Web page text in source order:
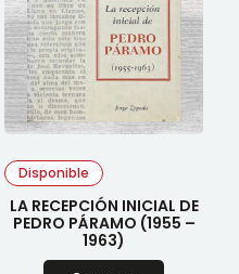
Disponible
LA RECEPCIÓN INICIAL DE
PEDRO PÁRAMO (1955 –
1963)